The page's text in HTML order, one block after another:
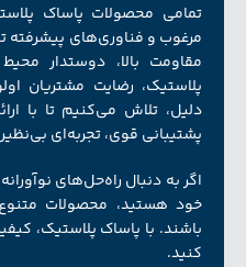
تمامی محصولات پاساک
مرغوب و فناوری‌های پیشرفته
مقاومت بالا، دوستدار
پلاستیک، رضایت مشتریان
دلیل، تلاش می‌کنیم تا با
پشتیبانی قوی، تجربه‌ای
اگر به دنبال راه‌حل‌های
خود هستید، محصولات متنوع
باشند. با پاساک پلاستیک،
کنید.